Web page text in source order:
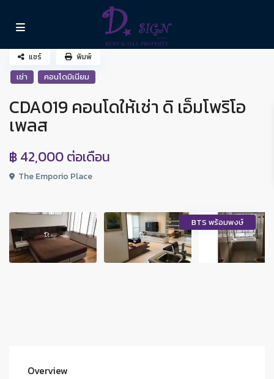
เช่า คอนโดมิเนียม
CDA019 คอนโดให้เช่า ดิ เอ็มโพริโอ
เพลส
฿ 42,000ต่อเดือน
The Emporio Place
แชร์ พิมพ์
BTS พร้อมพงษ์
Overview